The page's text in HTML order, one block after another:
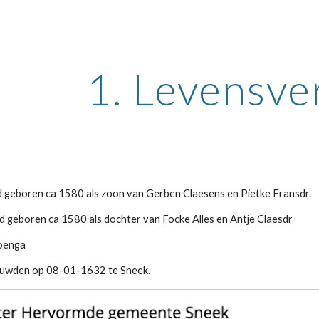
1.
geboren ca 1580 als zoon van Gerben Claesens en Pietke Fransdr.
geboren ca 1580 als dochter van Focke Alles en Antje Claesdr
op 08-01-1632 te Sneek.